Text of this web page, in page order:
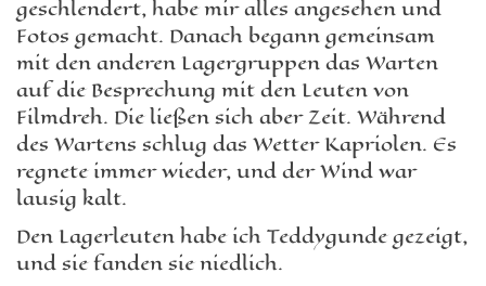
geschlendert, habe mir alles angesehen und
Fotos gemacht. Danach begann gemeinsam
mit den anderen Lagergruppen das Warten
auf die Besprechung mit den Leuten von
Filmdreh. Die ließen sich aber Zeit. Während
des Wartens schlug das Wetter Kapriolen. Es
regnete immer wieder, und der Wind war
lausig kalt.
Den Lagerleuten habe ich Teddygunde gezeigt,
und sie fanden sie niedlich.